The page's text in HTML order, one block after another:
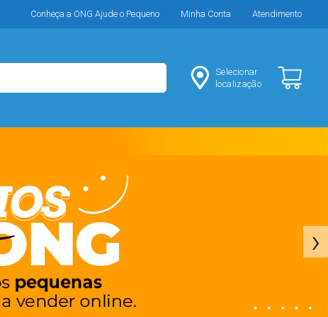
Conheça a ONG Ajude o Pequeno Minha Conta Atendimento
Selecionar
localização
›